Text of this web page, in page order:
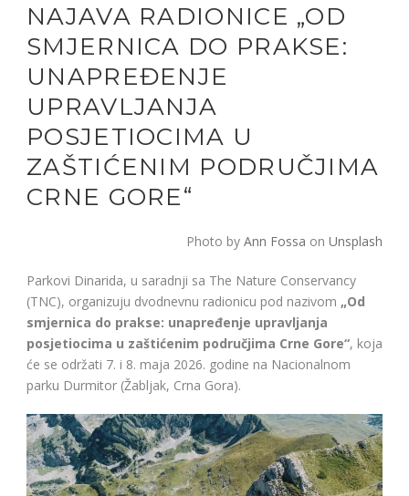
NAJAVA RADIONICE „OD
SMJERNICA DO PRAKSE:
UNAPREĐENJE
UPRAVLJANJA
POSJETIOCIMA U
ZAŠTIĆENIM PODRUČJIMA
CRNE GORE“
Photo by Ann Fossa on Unsplash
Parkovi Dinarida, u saradnji sa The Nature Conservancy
(TNC), organizuju dvodnevnu radionicu pod nazivom „Od
smjernica do prakse: unapređenje upravljanja
posjetiocima u zaštićenim područjima Crne Gore“, koja
će se održati 7. i 8. maja 2026. godine na Nacionalnom
parku Durmitor (Žabljak, Crna Gora).